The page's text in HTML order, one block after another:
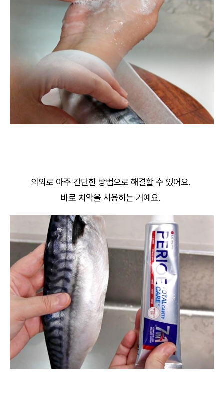
의외로 아주 간단한 방법으로 해결할 수 있어요.
바로 치약을 사용하는 거예요.